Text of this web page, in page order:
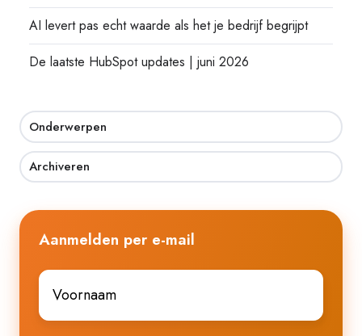
AI levert pas echt waarde als het je bedrijf begrijpt
De laatste HubSpot updates | juni 2026
Onderwerpen
Archiveren
Aanmelden per e-mail
Voornaam